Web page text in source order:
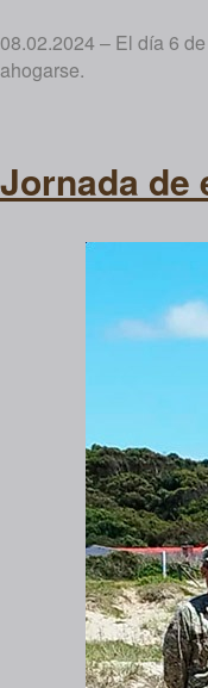
08.02.2024 – El día 6
ahogarse.
Jornada de